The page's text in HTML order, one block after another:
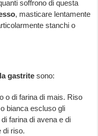
soffrono di questa
, masticare lentamente
stanchi o
gastrite sono:
o di farina di mais. Riso
bianca escluso gli
farina di avena e di
di riso.